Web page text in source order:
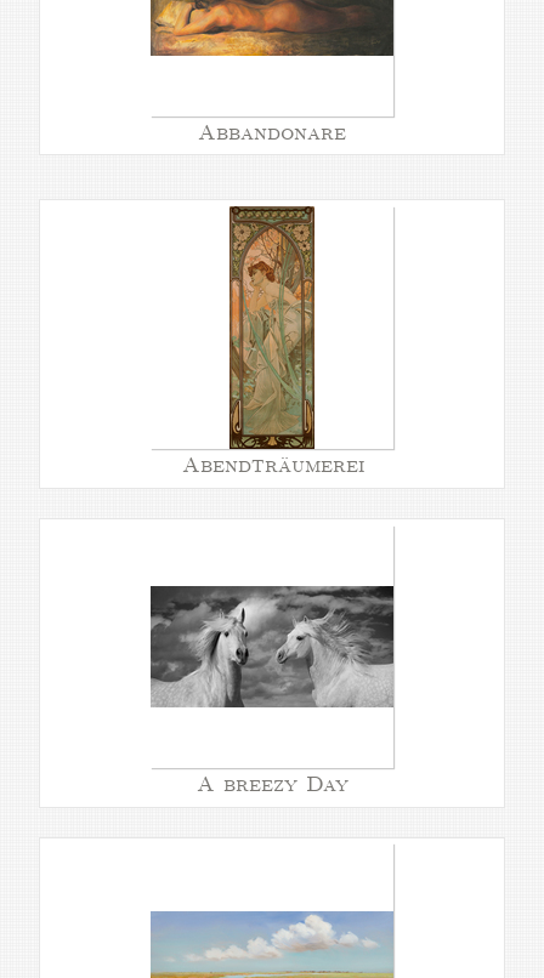
Abbandonare
Abendträumerei
A breezy Day